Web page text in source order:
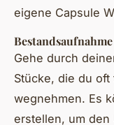
eigene Capsule
Bestandsaufnahme
Gehe durch
Stücke, die du
wegnehmen. Es
erstellen, um